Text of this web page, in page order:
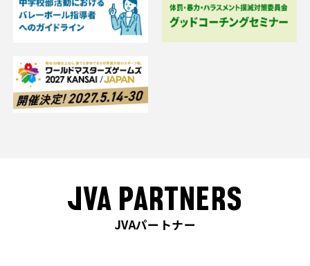
JVA PARTNERS
JVAパートナー